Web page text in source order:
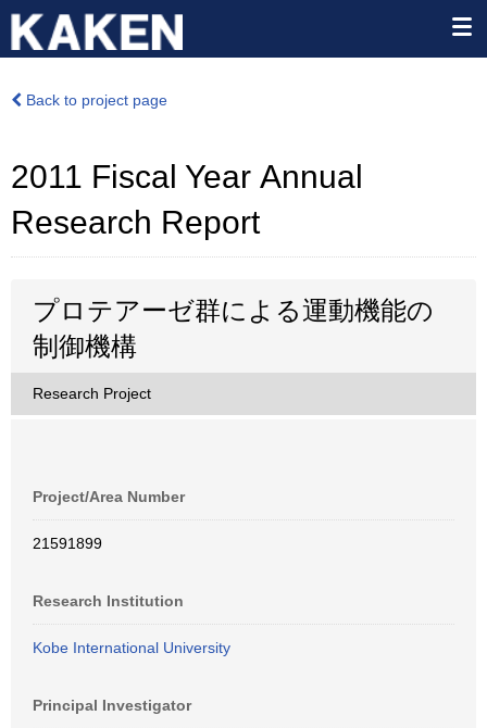
Back to project page
2011 Fiscal Year Annual
Research Report
プロテアーゼ群による運動機能の
制御機構
Research Project
Project/Area Number
21591899
Research Institution
Kobe International University
Principal Investigator